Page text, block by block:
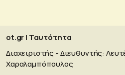
ot.gr | Ταυτότητα
Διαχειριστής - Διευθυντής:
Χαραλαμπόπουλος